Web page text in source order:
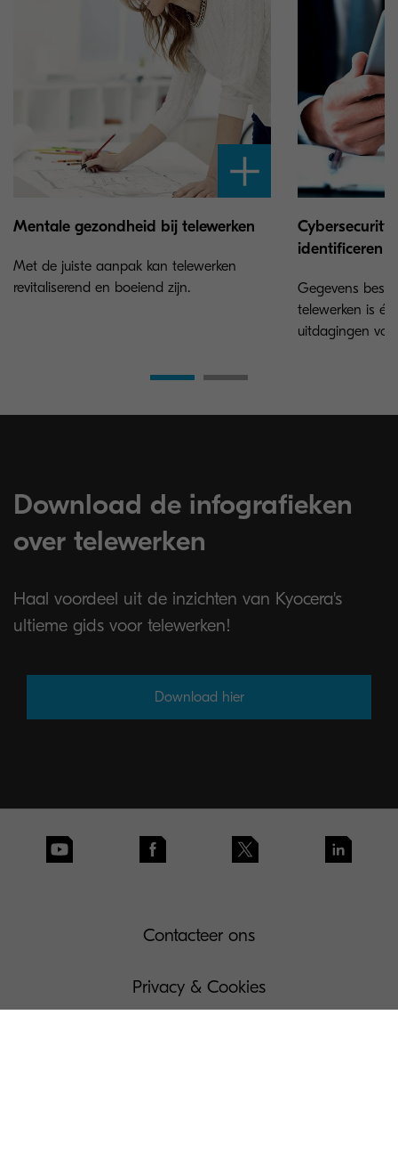
Mentale gezondheid bij telewerken
Met de juiste aanpak kan telewerken
revitaliserend en boeiend zijn.
identificeren
Gegevens
telewerken is
uitdagingen
Download de infografieken
over telewerken
Haal voordeel uit de inzichten van Kyocera's
ultieme gids voor telewerken!
Download hier
Contacteer ons
Privacy & Cookies